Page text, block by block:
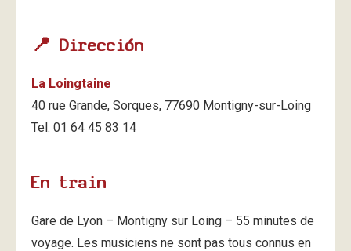
📍 Dirección
La Loingtaine
40 rue Grande, Sorques, 77690 Montigny-sur-Loing
Tel. 01 64 45 83 14
En train
Gare de Lyon – Montigny sur Loing – 55 minutes de
voyage. Les musiciens ne sont pas tous connus en